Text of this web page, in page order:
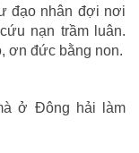
đạo nhân đợi nơi
nạn trầm luân.
ơn đức bằng non.
ở Ðông hải làm